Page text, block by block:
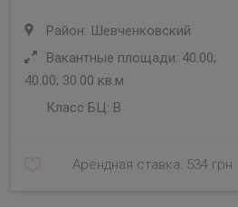
Район: Шевченковский
Вакантные площади: 40.00;
40.00; 30.00 кв.м
Класс БЦ: B
Арендная ставка: 534 грн